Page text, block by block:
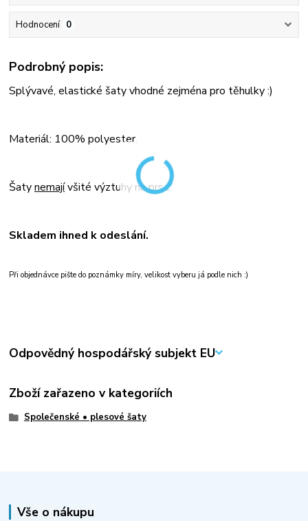
Hodnocení 0
Podrobný popis:
Splývavé, elastické šaty vhodné zejména pro těhulky :)
Materiál: 100% polyester.
Šatynemajívšité výztuhy na prsa.
Skladem ihned k odeslání.
Při objednávce pište do poznámky míry, velikost vyberu já podle nich :)
Odpovědný hospodářský subjekt EU
Zboží zařazeno v kategoriích
Společenské • plesové šaty
Vše o nákupu